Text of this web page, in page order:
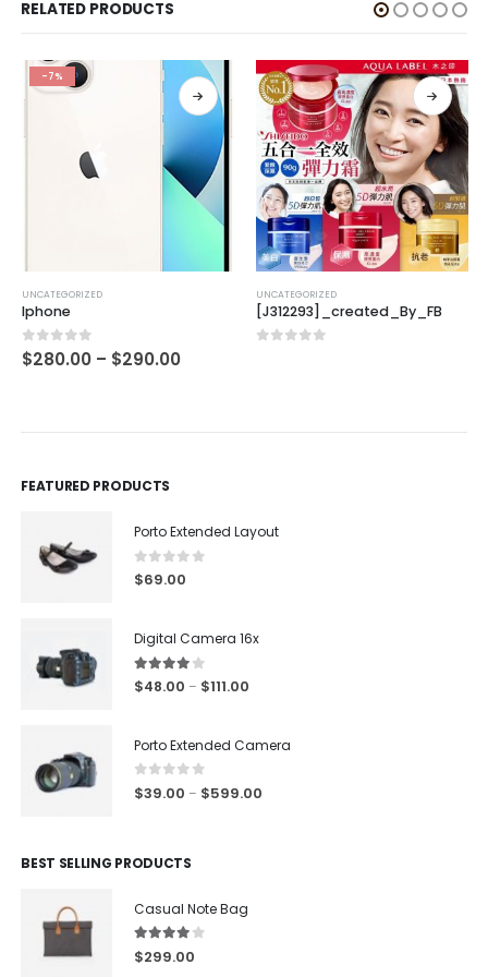
RELATED PRODUCTS
-7%
UNCATEGORIZED
Iphone
0out of 5
$280.00 – $290.00
UNCATEGORIZED
[J312293]_created_By_FB
FEATURED PRODUCTS
Porto Extended Layout
0out of 5
$69.00
Digital Camera 16x
4.00out of 5
$48.00 – $111.00
Porto Extended Camera
0 out of 5
$39.00 – $599.00
BEST SELLING PRODUCTS
Casual Note Bag
4.00out of 5
$299.00